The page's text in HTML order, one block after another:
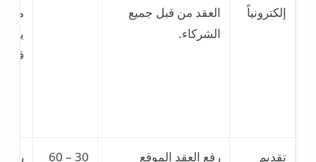
إلكترونياً
العقد من قبل جميع
الشركاء.
تقديم رفع العقد الموقع 30 – 60